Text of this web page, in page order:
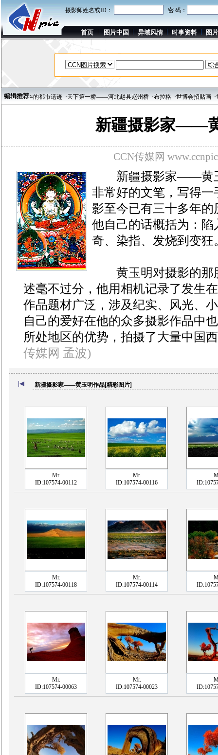
摄影师姓名或ID： 密 码：
首页 图片中国 异域风情 时事资料 图
编辑推荐:
年的都市遗迹 ·天下第一桥——河北赵县赵州桥 ·布拉格 ·世博会招贴画 ·每周影
新疆摄影家——
CCN传媒网
新疆摄影家——黄玉
非常好的文笔，写得
影至今已有三十多年
他自己的话概括为：
奇、染指、发烧到变狂
黄玉明对摄影的那
述毫不过分，他用相机记录了发生
作品题材广泛，涉及纪实、风光、
自己的爱好在他的众多摄影作品中
所处地区的优势，拍摄了大量中国
传媒网 孟波)
新疆摄影家——黄玉明作品[精彩图片]
Mr.
ID:107574-00112
Mr.
ID:107574-00116
Mr.
ID:107574-00118
Mr.
ID:107574-00114
Mr.
ID:107574-00063
Mr.
ID:107574-00023